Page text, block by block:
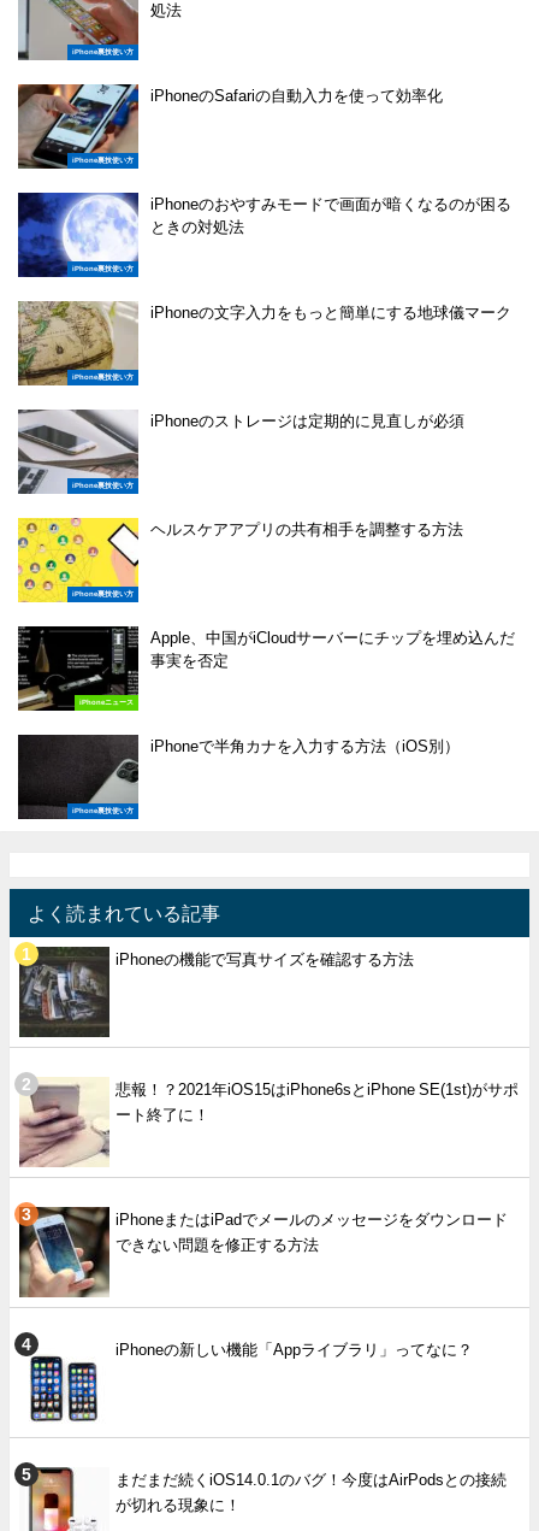
iPhone裏技使い方
処法
iPhone裏技使い方
iPhoneのSafariの自動入力を使って効率化
iPhone裏技使い方
iPhoneのおやすみモードで画面が暗くなるのが困る
ときの対処法
iPhone裏技使い方
iPhoneの文字入力をもっと簡単にする地球儀マーク
iPhone裏技使い方
iPhoneのストレージは定期的に見直しが必須
iPhone裏技使い方
ヘルスケアアプリの共有相手を調整する方法
iPhoneニュース
Apple、中国がiCloudサーバーにチップを埋め込んだ
事実を否定
iPhone裏技使い方
iPhoneで半角カナを入力する方法（iOS別）
よく読まれている記事
iPhoneの機能で写真サイズを確認する方法
悲報！？2021年iOS15はiPhone6sとiPhone SE(1st)がサポ
ート終了に！
iPhoneまたはiPadでメールのメッセージをダウンロード
できない問題を修正する方法
iPhoneの新しい機能「Appライブラリ」ってなに？
まだまだ続くiOS14.0.1のバグ！今度はAirPodsとの接続
が切れる現象に！